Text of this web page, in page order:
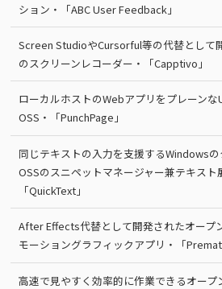
ション・「ABC User Feedback」
Screen StudioやCursorful等の代替として
のスクリーンレコーダー・「Capptivo」
ローカルホストのWebアプリをプレーンな
OSS・「PunchPage」
同じテキストの入力を支援するWindows
OSSのスニペットマネージャー兼テキスト
「QuickText」
After Effects代替として開発されたオープ
モーショングラフィックアプリ・「
高速で見やすく効率的に作業できるオープ